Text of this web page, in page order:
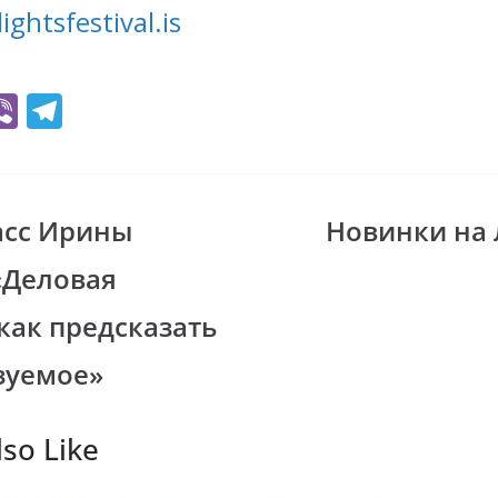
Vi
gr
a
m
Ирины
предсказать
Новинки на
Like